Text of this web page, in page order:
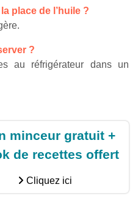
place de l’huile ?
?
au réfrigérateur dans un
minceur gratuit +
de recettes offert
Cliquez ici